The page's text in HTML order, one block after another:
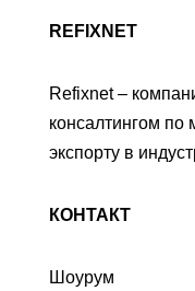
REFIXNET
Refixnet –
консалтингом
экспорту в
КОНТАКТ
Шоурум